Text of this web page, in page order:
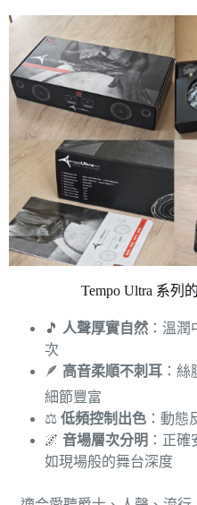
Tempo Ultra 系列
🎵 人聲厚實自然 ：溫
次
🪶 高音柔順不刺耳 ：
細節豐富
⚖️ 低頻控制出色 ：動態
🌌 音場層次分明 ：正
如現場般的舞台深度